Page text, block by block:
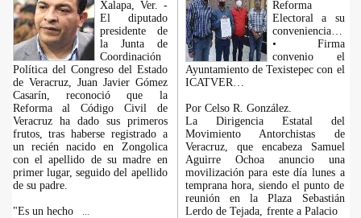
Xalapa, Ver. -
El diputado
presidente de
la Junta de
Coordinación
Política del Congreso del Estado
de Veracruz, Juan Javier Gómez
Casarín, reconoció que la
Reforma al Código Civil de
Veracruz ha dado sus primeros
frutos, tras haberse registrado a
un recién nacido en Zongolica
con el apellido de su madre en
primer lugar, seguido del apellido
de su padre.
"Es un hecho
Reforma
Electoral a su
conveniencia…
• Firma
convenio el
Ayuntamiento de Texistepec con el
ICATVER…
Por Celso R. González.
La Dirigencia Estatal del
Movimiento Antorchistas de
Veracruz, que encabeza Samuel
Aguirre Ochoa anuncio una
movilización para este día lunes a
temprana hora, siendo el punto de
reunión en la Plaza Sebastián
Lerdo de Tejada, frente a Palacio